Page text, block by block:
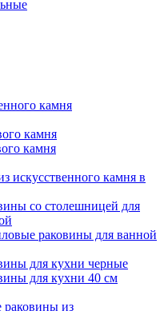
камня
камня
камня
искусственного камня в
со столешницей для
раковины для ванной
для кухни черные
для кухни 40 см
из